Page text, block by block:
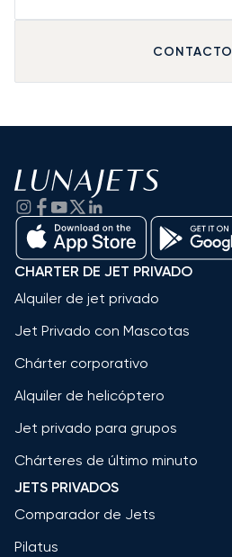
CONTACTO
CHARTER DE JET PRIVADO
Alquiler de jet privado
Jet Privado con Mascotas
Chárter corporativo
Alquiler de helicóptero
Jet privado para grupos
Chárteres de último minuto
JETS PRIVADOS
Comparador de Jets
Pilatus